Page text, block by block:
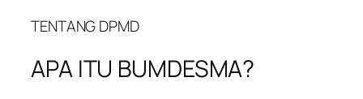
TENTANG DPMD
APA ITU BUMDESMA?